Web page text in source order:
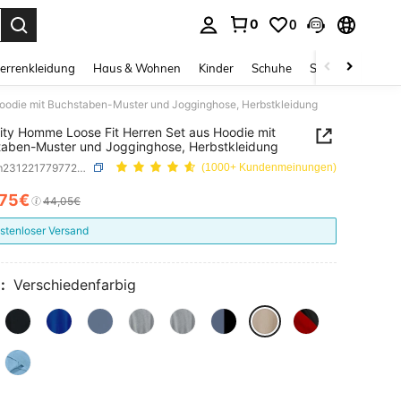
0 0
Haus & Wohnen Kinder Schuhe Schmuck &
mit Buchstaben-Muster und Jogginghose, Herbstkleidung
Homme Loose Fit Herren Set aus Hoodie mit
Muster und Jogginghose, Herbstkleidung
SKU: sm2312217797723235 (1000+ Kundenmeinungen)
AND AVAILABILITY
44,05€
Versand
Verschiedenfarbig